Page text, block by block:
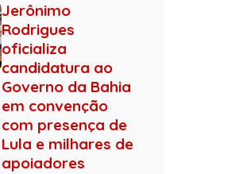
Jerônimo
Rodrigues
oficializa
candidatura ao
Governo da Bahia
em convenção
com presença de
Lula e milhares de
apoiadores